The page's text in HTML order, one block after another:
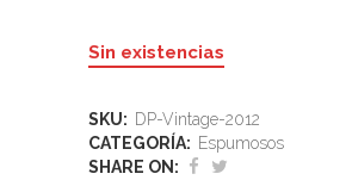
Sin existencias
SKU: DP-Vintage-2012
CATEGORÍA: Espumosos
SHARE ON: